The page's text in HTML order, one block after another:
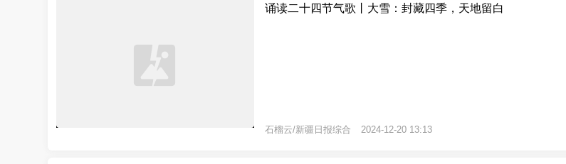
诵读二十四节气歌丨大雪：封藏四季，天地留白
石榴云/新疆日报综合 2024-12-20 13:13